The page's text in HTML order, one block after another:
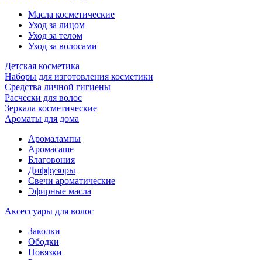
Масла косметические
Уход за лицом
Уход за телом
Уход за волосами
Детская косметика
Наборы для изготовления косметики
Средства личной гигиены
Расчески для волос
Зеркала косметические
Ароматы для дома
Аромалампы
Аромасаше
Благовония
Диффузоры
Свечи ароматические
Эфирные масла
Аксессуары для волос
Заколки
Ободки
Повязки